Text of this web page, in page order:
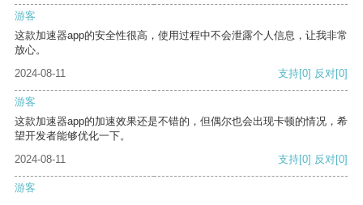
游客
这款加速器app的安全性很高，使用过程中不会泄露个人信息，让我非常
放心。
2024-08-11
支持[0] 反对[0]
游客
这款加速器app的加速效果还是不错的，但偶尔也会出现卡顿的情况，希
望开发者能够优化一下。
2024-08-11
支持[0] 反对[0]
游客